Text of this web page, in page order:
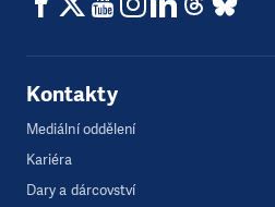
Kontakty
Mediální oddělení
Kariéra
Dary a dárcovství